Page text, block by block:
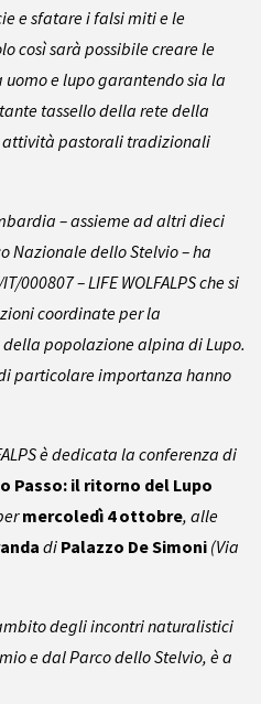
e sfatare i falsi miti e le
così sarà possibile creare le
e lupo garantendo sia la
tassello della rete della
pastorali tradizionali
– assieme ad altri dieci
Nazionale dello Stelvio – ha
000807 – LIFE WOLFALPS che si
coordinate per la
popolazione alpina di Lupo.
particolare importanza hanno
è dedicata la conferenza di
Passo: il ritorno del Lupo
mercoledì 4 ottobre, alle
di Palazzo De Simoni (Via
degli incontri naturalistici
e dal Parco dello Stelvio, è a